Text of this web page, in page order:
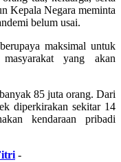
Kepala Negara meminta
belum usai.
maksimal untuk
yang akan
85 juta orang. Dari
diperkirakan sekitar 14
kendaraan pribadi
-